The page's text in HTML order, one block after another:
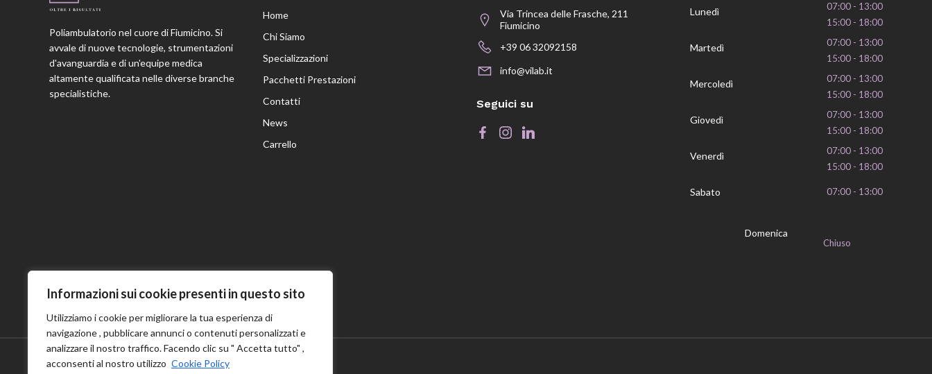
Informazioni sui cookie presenti in questo sito
Utilizziamo i cookie per migliorare la tua esperienza di
navigazione , pubblicare annunci o contenuti personalizzati e
analizzare il nostro traffico. Facendo clic su " Accetta tutto" ,
acconsenti al nostro utilizzo Cookie Policy
Poliambulatorio nel cuore di Fiumicino. Si
avvale di nuove tecnologie, strumentazioni
d'avanguardia e di un'equipe medica
altamente qualificata nelle diverse branche
specialistiche.
Home
Chi Siamo
Specializzazioni
Pacchetti Prestazioni
Contatti
News
Carrello
Via Trincea delle Frasche, 211
Fiumicino
+39 06 32092158
info@vilab.it
Seguici su
Lunedì
07:00 - 13:00
15:00 - 18:00
Martedì
07:00 - 13:00
15:00 - 18:00
Mercoledì
07:00 - 13:00
15:00 - 18:00
Giovedì
07:00 - 13:00
15:00 - 18:00
Venerdì
07:00 - 13:00
15:00 - 18:00
Sabato 07:00 - 13:00
Domenica
Chiuso